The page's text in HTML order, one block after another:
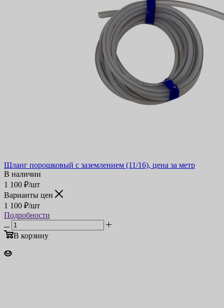
Шланг порошковый с заземлением (11/16), цена за метр
В наличии
1 100 ₽/шт
Варианты цен
1 100 ₽/шт
Подробности
В корзину